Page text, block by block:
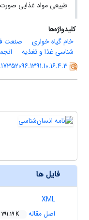
طبیعی مواد غذایی
کلیدواژه‌ها
خام گیاه خواری
صنعت
شناسی غذا و تغذیه
فایل ها
XML
اصل مقاله
791.19 K